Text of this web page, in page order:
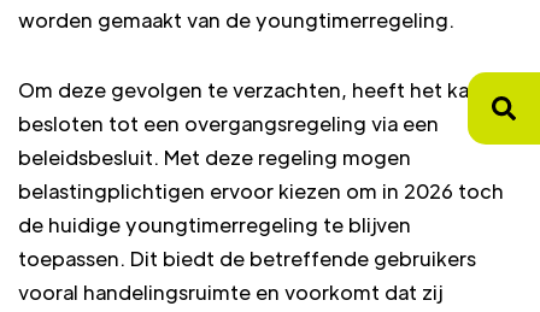
worden gemaakt van de youngtimerregeling.
Om deze gevolgen te verzachten, heeft het kabinet
besloten tot een overgangsregeling via een
beleidsbesluit. Met deze regeling mogen
belastingplichtigen ervoor kiezen om in 2026 toch
de huidige youngtimerregeling te blijven
toepassen. Dit biedt de betreffende gebruikers
vooral handelingsruimte en voorkomt dat zij